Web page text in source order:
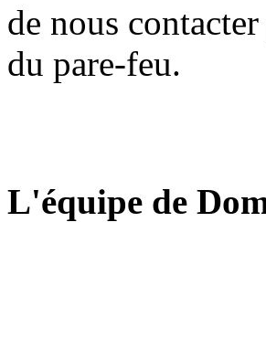
de nous
du pare-feu.
L'équipe de